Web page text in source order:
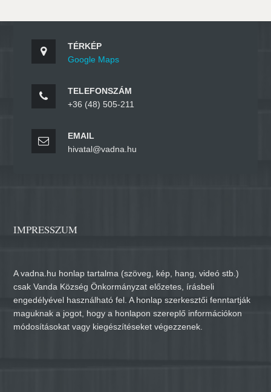
TÉRKÉP
Google Maps
TELEFONSZÁM
+36 (48) 505-211
EMAIL
hivatal@vadna.hu
IMPRESSZUM
A vadna.hu honlap tartalma (szöveg, kép, hang, videó stb.)
csak Vanda Község Önkormányzat előzetes, írásbeli
engedélyével használható fel. A honlap szerkesztői fenntartják
maguknak a jogot, hogy a honlapon szereplő információkon
módosításokat vagy kiegészítéseket végezzenek.